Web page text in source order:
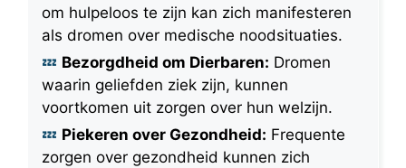
om hulpeloos te zijn kan zich manifesteren
als dromen over medische noodsituaties.
Bezorgdheid om Dierbaren: Dromen
waarin geliefden ziek zijn, kunnen
voortkomen uit zorgen over hun welzijn.
Piekeren over Gezondheid: Frequente
zorgen over gezondheid kunnen zich